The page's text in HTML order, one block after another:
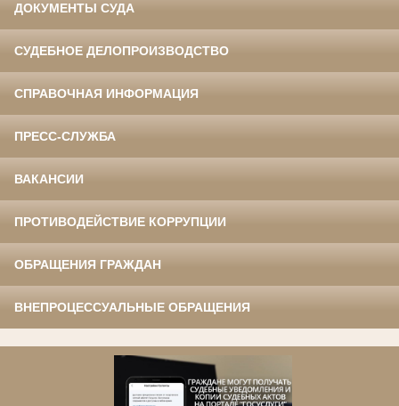
ДОКУМЕНТЫ СУДА
СУДЕБНОЕ ДЕЛОПРОИЗВОДСТВО
СПРАВОЧНАЯ ИНФОРМАЦИЯ
ПРЕСС-СЛУЖБА
ВАКАНСИИ
ПРОТИВОДЕЙСТВИЕ КОРРУПЦИИ
ОБРАЩЕНИЯ ГРАЖДАН
ВНЕПРОЦЕССУАЛЬНЫЕ ОБРАЩЕНИЯ